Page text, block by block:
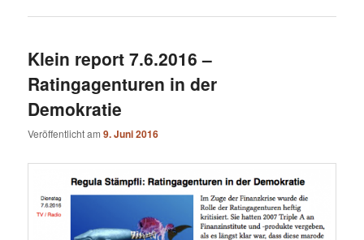
Klein report 7.6.2016 –
Ratingagenturen in der
Demokratie
Veröffentlicht am9. Juni 2016